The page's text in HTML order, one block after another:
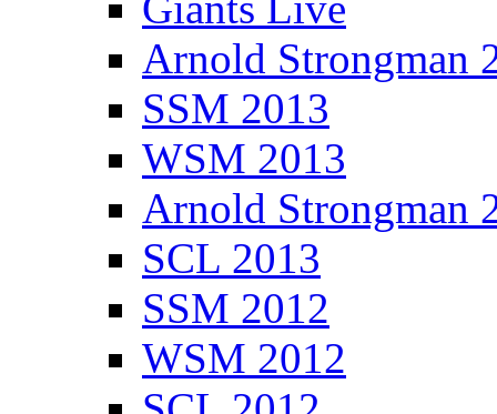
Arnold Strongman
SSM 2013
WSM 2013
Arnold Strongman
SCL 2013
SSM 2012
WSM 2012